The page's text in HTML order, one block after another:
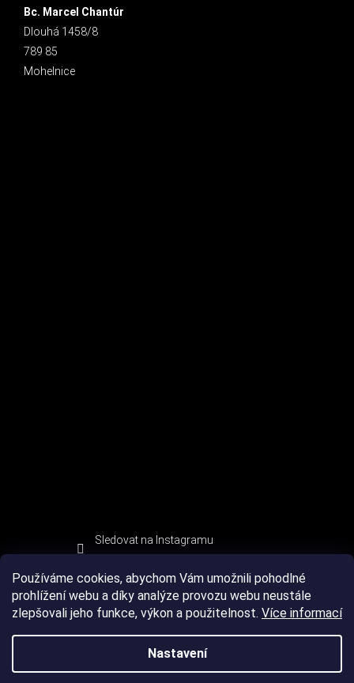
Používáme cookies, abychom Vám umožnili pohodlné
prohlížení webu a díky analýze provozu webu neustále
zlepšovali jeho funkce, výkon a použitelnost. Více informací
Nastavení
Bc. Marcel Chantúr
Dlouhá 1458/8
789 85
Mohelnice
Sledovat na Instagramu